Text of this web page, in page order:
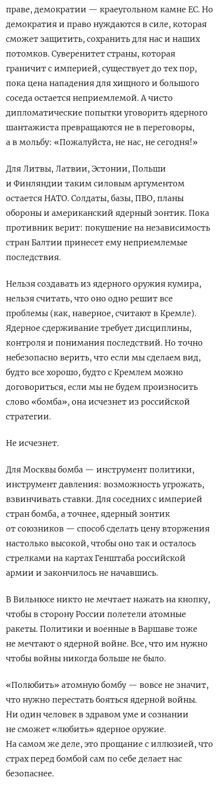
праве, демократии — краеугольном камне ЕС. Но
демократия и право нуждаются в силе, которая
сможет защитить, сохранить для нас и наших
потомков. Суверенитет страны, которая
граничит с империей, существует до тех пор,
пока цена нападения для хищного и большого
соседа остается неприемлемой. А чисто
дипломатические попытки уговорить ядерного
шантажиста превращаются не в переговоры,
а в мольбу: «Пожалуйста, не нас, не сегодня!»
Для Литвы, Латвии, Эстонии, Польши
и Финляндии таким силовым аргументом
остается НАТО. Солдаты, базы, ПВО, планы
обороны и американский ядерный зонтик. Пока
противник верит: покушение на независимость
стран Балтии принесет ему неприемлемые
последствия.
Нельзя создавать из ядерного оружия кумира,
нельзя считать, что оно одно решит все
проблемы (как, наверное, считают в Кремле).
Ядерное сдерживание требует дисциплины,
контроля и понимания последствий. Но точно
небезопасно верить, что если мы сделаем вид,
будто все хорошо, будто с Кремлем можно
договориться, если мы не будем произносить
слово «бомба», она исчезнет из российской
стратегии.
Не исчезнет.
Для Москвы бомба — инструмент политики,
инструмент давления: возможность угрожать,
взвинчивать ставки. Для соседних с империей
стран бомба, а точнее, ядерный зонтик
от союзников — способ сделать цену вторжения
настолько высокой, чтобы оно так и осталось
стрелками на картах Генштаба российской
армии и закончилось не начавшись.
В Вильнюсе никто не мечтает нажать на кнопку,
чтобы в сторону России полетели атомные
ракеты. Политики и военные в Варшаве тоже
не мечтают о ядерной войне. Все, что им нужно
чтобы войны никогда больше не было.
«Полюбить» атомную бомбу — вовсе не значит,
что нужно перестать бояться ядерной войны.
Ни один человек в здравом уме и сознании
не сможет «любить» ядерное оружие.
На самом же деле, это прощание с иллюзией, что
страх перед бомбой сам по себе делает нас
безопаснее.